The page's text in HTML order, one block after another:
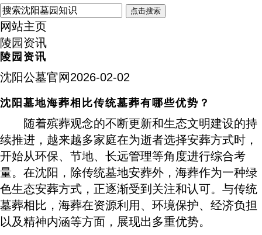
点击搜索
网站主页
陵园资讯
陵园资讯
沈阳公墓官网2026-02-02
沈阳墓地海葬相比传统墓葬有哪些优势？
随着殡葬观念的不断更新和生态文明建设的持
续推进，越来越多家庭在为逝者选择安葬方式时，
开始从环保、节地、长远管理等角度进行综合考
量。在沈阳，除传统墓地安葬外，海葬作为一种绿
色生态安葬方式，正逐渐受到关注和认可。与传统
墓葬相比，海葬在资源利用、环境保护、经济负担
以及精神内涵等方面，展现出多重优势。